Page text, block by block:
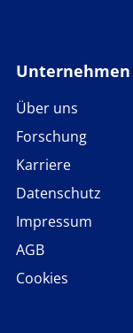
Unternehmen
Über uns
Forschung
Karriere
Datenschutz
Impressum
AGB
Cookies